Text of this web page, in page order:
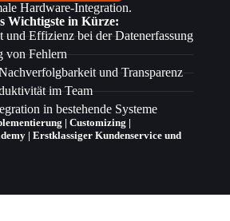
Hardware-Integration.
Wichtigste in Kürze:
und Effizienz bei der Datenerfassung
von Fehlern
und Transparenz
im Team
in bestehende Systeme
| Customizing |
| Erstklassiger Kundenservice und